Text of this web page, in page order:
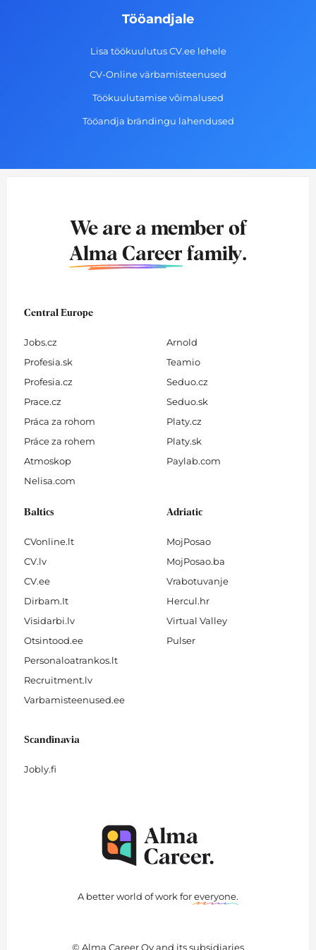
Tööandjale
Lisa töökuulutus CV.ee lehele
CV-Online värbamisteenused
Töökuulutamise võimalused
Tööandja brändingu lahendused
We are a member of
Alma Career family.
Central Europe
Jobs.cz
Profesia.sk
Profesia.cz
Prace.cz
Práca za rohom
Práce za rohem
Atmoskop
Nelisa.com
Arnold
Teamio
Seduo.cz
Seduo.sk
Platy.cz
Platy.sk
Paylab.com
Baltics
CVonline.lt
CV.lv
CV.ee
Dirbam.It
Visidarbi.lv
Otsintood.ee
Personaloatrankos.lt
Recruitment.lv
Varbamisteenused.ee
Adriatic
MojPosao
MojPosao.ba
Vrabotuvanje
Hercul.hr
Virtual Valley
Pulser
Scandinavia
Jobly.fi
A better world of work foreveryone.
© Alma Career Oy and its subsidiaries